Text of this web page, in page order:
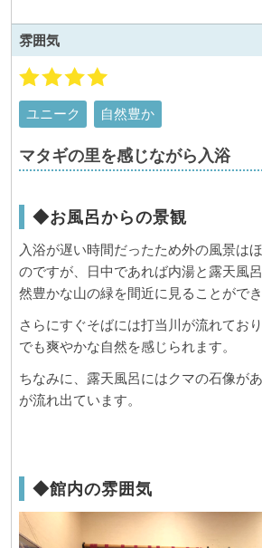
雰囲気
ユニーク 自然豊か
マタギの里を感じながら入浴
◆お風呂からの景観
入浴が遅い時間だったため外の風景は
のですが、日中であれば内湯と露天風
然豊かな山の緑を間近に見ることができ
さらにすぐそばには打当川が流れてお
でも爽やかな自然を感じられます。
ちなみに、露天風呂にはクマの石像が
が流れ出ています。
◆館内の雰囲気